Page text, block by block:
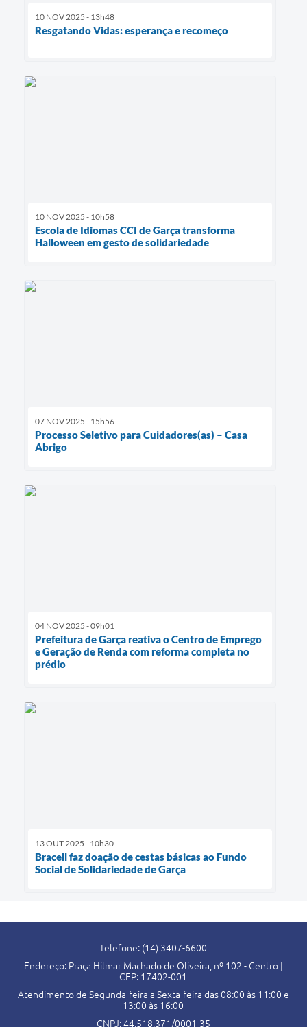
10 NOV 2025 - 13h48
Resgatando Vidas: esperança e recomeço
10 NOV 2025 - 10h58
Escola de Idiomas CCI de Garça transforma
Halloween em gesto de solidariedade
07 NOV 2025 - 15h56
Processo Seletivo para Cuidadores(as) – Casa
Abrigo
04 NOV 2025 - 09h01
Prefeitura de Garça reativa o Centro de Emprego
e Geração de Renda com reforma completa no
prédio
13 OUT 2025 - 10h30
Bracell faz doação de cestas básicas ao Fundo
Social de Solidariedade de Garça
Telefone: (14) 3407-6600
Endereço: Praça Hilmar Machado de Oliveira, nº 102 - Centro |
CEP: 17402-001
Atendimento de Segunda-feira a Sexta-feira das 08:00 às 11:00 e
13:00 às 16:00
CNPJ: 44.518.371/0001-35